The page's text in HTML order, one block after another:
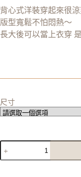
背心式洋裝穿起來很涼
版型寬鬆不怕悶熱～
長大後可以當上衣穿
尺寸